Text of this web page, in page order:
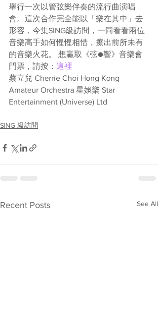
舉行一次以管弦樂伴奏的流行曲演唱
會。這次合作完全能以「樂在其中」去
形容，今集SING級訪問，一同看看兩位
音樂高手如何惺惺相惜，擦出前所未有
的音樂火花。 想贏取《弦●響》音樂會
門票，請按： 這裡
蔡立兒 Cherrie Choi Hong Kong
Amateur Orchestra 星娛樂 Star
Entertainment (Universe) Ltd
SING 級訪問
Recent Posts See All